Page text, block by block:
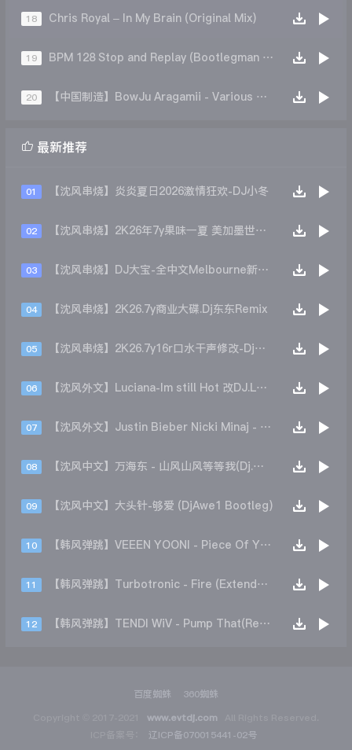
18 Chris Royal – In My Brain (Original Mix)
19 BPM 128 Stop and Replay (Bootlegman Bootleg)
20 【中国制造】BowJu Aragamii - Various Artists-Leon on（Aragamii remix）
 最新推荐
01 【沈风串烧】炎炎夏日2026激情狂欢-DJ小冬
02 【沈风串烧】2K26年7y果味一夏 美加墨世界杯主题跳舞派对专辑 - Dj.阿帅
03 【沈风串烧】DJ大宝-全中文Melbourne新弹跳一飞冲天重低音上劲风暴MUSIC慢摇大碟
04 【沈风串烧】2K26.7y商业大碟.Dj东东Remix
05 【沈风串烧】2K26.7y16r口水干声修改-Dj东东Remix
06 【沈风外文】Luciana-Im still Hot 改DJ.LoZe
07 【沈风外文】Justin Bieber Nicki Minaj - Beauty And A Beat (DjHope小春 Extended Mix)
08 【沈风中文】万海东 - 山风山风等等我(Dj.阿洋 Extended Mix)
09 【沈风中文】大头针-够爱 (DjAwe1 Bootleg)
10 【韩风弹跳】VEEEN YOONI - Piece Of Your Heart (Remix)
11 【韩风弹跳】Turbotronic - Fire (Extended Mix)
12 【韩风弹跳】TENDI WiV - Pump That(Remix)
百度蜘蛛 360蜘蛛
www.evtdj.com
辽ICP备070015441-02号